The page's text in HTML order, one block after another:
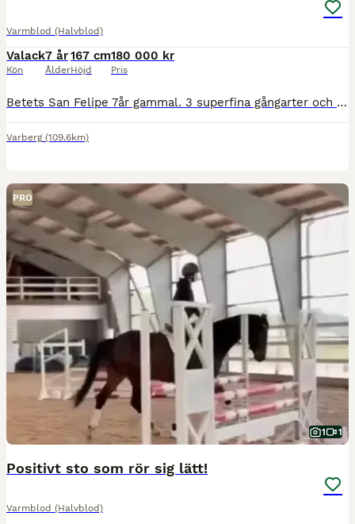
Varmblod (Halvblod)
Valack
Kön
7 år
Ålder
167 cm
Höjd
180 000 kr
Pris
Betets San Felipe 7år gammal. 3 superfina gångarter och hoppar trevligt. Mest fokuserat på dressyr. Snäll i all hantering så som att sko, lasta, klippa och duscha. En super trevlig bästakompis för fra
Varberg (109.6km)
PRO
1 1
Positivt sto som rör sig lätt!
Varmblod (Halvblod)